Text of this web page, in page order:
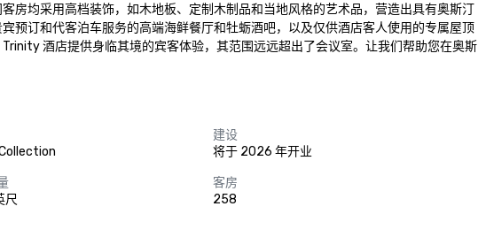
房均采用高档装饰，如木地板、定制木制品和当地风格的艺术品，营造出具有奥斯汀
预订和代客泊车服务的高端海鲜餐厅和牡蛎酒吧，以及仅供酒店客人使用的专属屋顶
酒店提供身临其境的宾客体验，其范围远远超出了会议室。让我们帮助您在奥斯
建设
将于 2026 年开业
尺
客房
258